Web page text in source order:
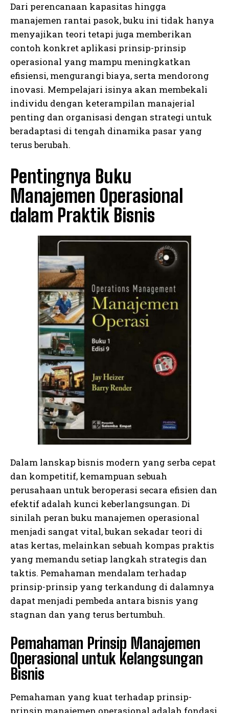
Dari perencanaan kapasitas hingga
manajemen rantai pasok, buku ini tidak hanya
menyajikan teori tetapi juga memberikan
contoh konkret aplikasi prinsip-prinsip
operasional yang mampu meningkatkan
efisiensi, mengurangi biaya, serta mendorong
inovasi. Mempelajari isinya akan membekali
individu dengan keterampilan manajerial
penting dan organisasi dengan strategi untuk
beradaptasi di tengah dinamika pasar yang
terus berubah.
Pentingnya Buku
Manajemen Operasional
dalam Praktik Bisnis
Dalam lanskap bisnis modern yang serba cepat
dan kompetitif, kemampuan sebuah
perusahaan untuk beroperasi secara efisien dan
efektif adalah kunci keberlangsungan. Di
sinilah peran buku manajemen operasional
menjadi sangat vital, bukan sekadar teori di
atas kertas, melainkan sebuah kompas praktis
yang memandu setiap langkah strategis dan
taktis. Pemahaman mendalam terhadap
prinsip-prinsip yang terkandung di dalamnya
dapat menjadi pembeda antara bisnis yang
stagnan dan yang terus bertumbuh.
Pemahaman Prinsip Manajemen
Operasional untuk Kelangsungan
Bisnis
Pemahaman yang kuat terhadap prinsip-
prinsip manajemen operasional adalah fondasi